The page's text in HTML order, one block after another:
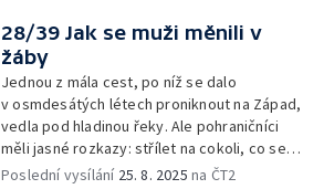
28/39 Jak se muži měnili v
žáby
Jednou z mála cest, po níž se dalo
v osmdesátých létech proniknout na Západ,
vedla pod hladinou řeky. Ale pohraničníci
měli jasné rozkazy: střílet na cokoli, co se
ve vodě pohnulo
Poslední vysílání 25. 8. 2025 na ČT2